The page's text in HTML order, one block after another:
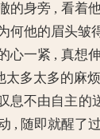
身旁 , 看着他
何他的眉头皱
一紧 , 真想伸
太多太多的麻烦
不由自主的
, 随即就醒了